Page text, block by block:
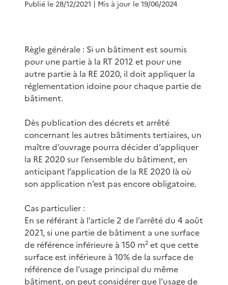
Publié le 28/12/2021 | Mis à jour le 19/06/2024
Règle générale : Si un bâtiment est soumis
pour une partie à la RT 2012 et pour une
autre partie à la RE 2020, il doit appliquer la
réglementation idoine pour chaque partie de
bâtiment.
Dès publication des décrets et arrêté
concernant les autres bâtiments tertiaires, un
maître d’ouvrage pourra décider d’appliquer
la RE 2020 sur l’ensemble du bâtiment, en
anticipant l’application de la RE 2020 là où
son application n’est pas encore obligatoire.
Cas particulier :
En se référant à l’article 2 de l’arrêté du 4 août
2021, si une partie de bâtiment a une surface
de référence inférieure à 150 m² et que cette
surface est inférieure à 10% de la surface de
référence de l’usage principal du même
bâtiment, on peut considérer que l’usage de